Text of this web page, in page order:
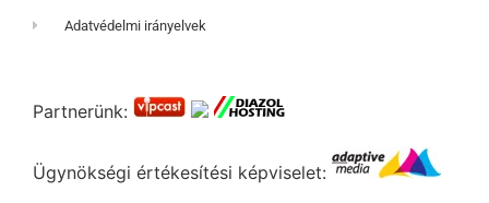
Adatvédelmi irányelvek
Partnerünk:
Ügynökségi értékesítési képviselet: